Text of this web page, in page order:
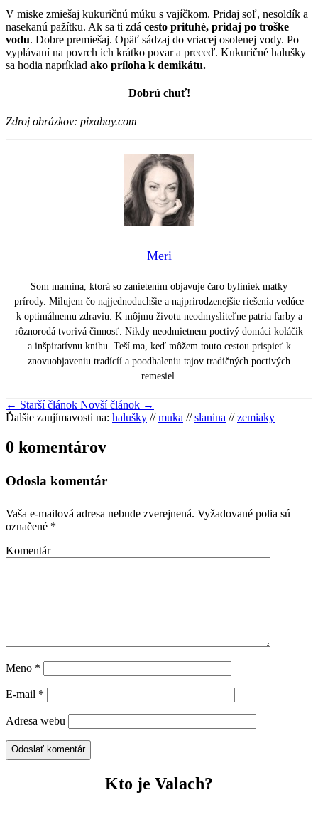
V miske zmiešaj kukuričnú múku s vajíčkom. Pridaj soľ, nesoldík a
nasekanú pažítku. Ak sa ti zdá cesto prituhé, pridaj po troške
vodu. Dobre premiešaj. Opäť sádzaj do vriacej osolenej vody. Po
vyplávaní na povrch ich krátko povar a preceď. Kukuričné halušky
sa hodia napríklad ako príloha k demikátu.
Dobrú chuť!
Zdroj obrázkov: pixabay.com
Meri
Som mamina, ktorá so zanietením objavuje čaro byliniek matky
prírody. Milujem čo najjednoduchšie a najprirodzenejšie riešenia vedúce
k optimálnemu zdraviu. K môjmu životu neodmysliteľne patria farby a
rôznorodá tvorivá činnosť. Nikdy neodmietnem poctivý domáci koláčik
a inšpiratívnu knihu. Teší ma, keď môžem touto cestou prispieť k
znovuobjaveniu tradícíí a poodhaleniu tajov tradičných poctivých
remesiel.
← Starší článok Novší článok →
Ďalšie zaujímavosti na: halušky //muka //slanina //zemiaky
0 komentárov
Odosla komentár
Vaša e-mailová adresa nebude zverejnená. Vyžadované polia sú
označené *
Komentár
Meno *
E-mail *
Adresa webu
Odoslať komentár
Kto je Valach?